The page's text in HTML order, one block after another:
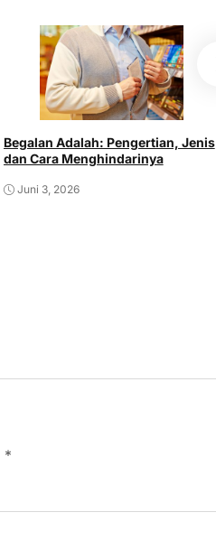
Begalan Adalah: Pengertian, Jenis
dan Cara Menghindarinya
Juni 3, 2026
*